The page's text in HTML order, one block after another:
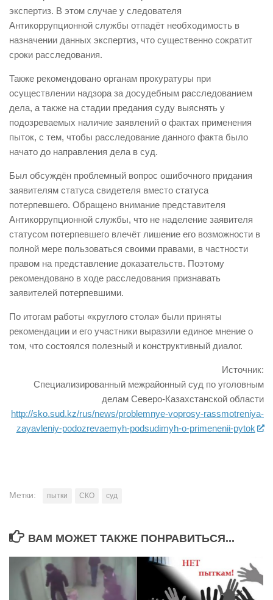
экспертиз. В этом случае у следователя
Антикоррупционной службы отпадёт необходимость в
назначении данных экспертиз, что существенно сократит
сроки расследования.
Также рекомендовано органам прокуратуры при
осуществлении надзора за досудебным расследованием
дела, а также на стадии предания суду выяснять у
подозреваемых наличие заявлений о фактах применения
пыток, с тем, чтобы расследование данного факта было
начато до направления дела в суд.
Был обсуждён проблемный вопрос ошибочного придания
заявителям статуса свидетеля вместо статуса
потерпевшего. Обращено внимание представителя
Антикоррупционной службы, что не наделение заявителя
статусом потерпевшего влечёт лишение его возможности в
полной мере пользоваться своими правами, в частности
правом на представление доказательств. Поэтому
рекомендовано в ходе расследования признавать
заявителей потерпевшими.
По итогам работы «круглого стола» были приняты
рекомендации и его участники выразили единое мнение о
том, что состоялся полезный и конструктивный диалог.
Источник:
Специализированный межрайонный суд по уголовным
делам Северо-Казахстанской области
http://sko.sud.kz/rus/news/problemnye-voprosy-rassmotreniya-
zayavleniy-podozrevaemyh-podsudimyh-o-primenenii-pytok
Метки: пытки СКО суд
ВАМ МОЖЕТ ТАКЖЕ ПОНРАВИТЬСЯ...